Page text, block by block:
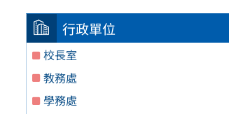
行政單位
校長室
教務處
學務處